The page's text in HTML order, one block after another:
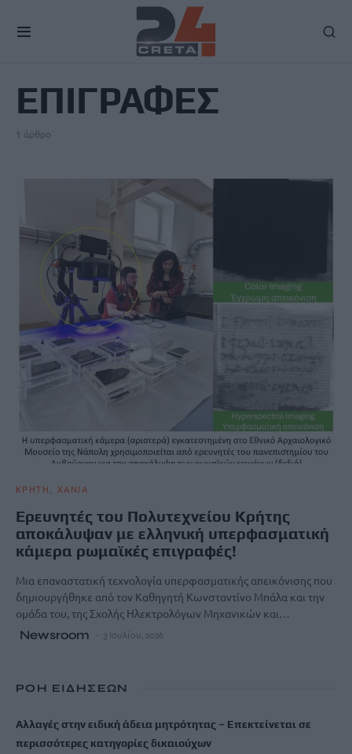
ΕΠΙΓΡΑΦΕΣ
1 άρθρο
ΚΡΗΤΗ ΧΑΝΙΑ
Ερευνητές του Πολυτεχνείου Κρήτης
αποκάλυψαν με ελληνική υπερφασματική
κάμερα ρωμαϊκές επιγραφές!
Μια επαναστατική τεχνολογία υπερφασματικής απεικόνισης που
δημιουργήθηκε από τον Καθηγητή Κωνσταντίνο Μπάλα και την
ομάδα του, της Σχολής Ηλεκτρολόγων Μηχανικών και…
Newsroom 3 Ιουλίου, 2026
ΡΟΗ ΕΙΔΗΣΕΩΝ
Αλλαγές στην ειδική άδεια μητρότητας – Επεκτείνεται σε
περισσότερες κατηγορίες δικαιούχων